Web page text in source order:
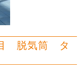
脱気筒 タ